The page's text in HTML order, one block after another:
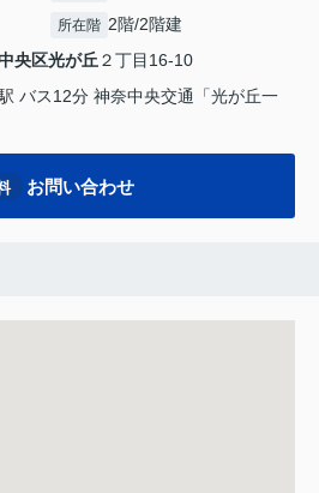
所在階 2階/2階建
央区光が丘 ２丁目16-10
駅 バス12分 神奈中央交通「光が丘一
お問い合わせ